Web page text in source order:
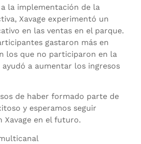
la implementación de la
Xavage experimentó un
en las ventas en el parque.
gastaron más en
los que no participaron en la
a aumentar los ingresos
de haber formado parte de
y esperamos seguir
Xavage en el futuro.